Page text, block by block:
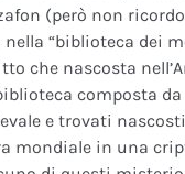
(però non
nella “biblioteca dei
che nascosta
composta
e trovati
mondiale in una